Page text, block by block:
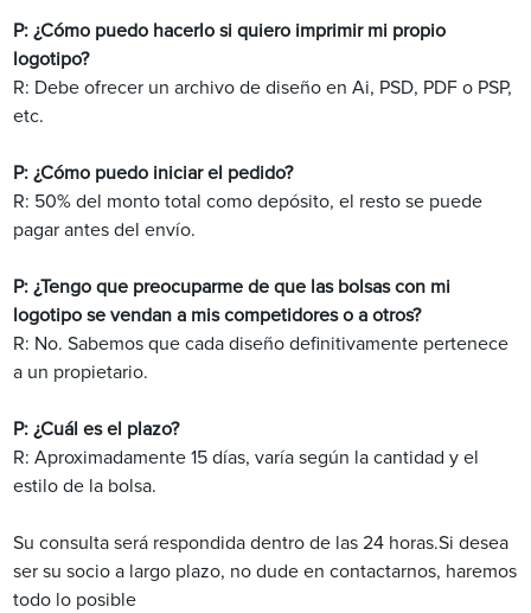
P: ¿Cómo puedo hacerlo si quiero imprimir mi propio
logotipo?
R: Debe ofrecer un archivo de diseño en Ai, PSD, PDF o PSP,
etc.
P: ¿Cómo puedo iniciar el pedido?
R: 50% del monto total como depósito, el resto se puede
pagar antes del envío.
P: ¿Tengo que preocuparme de que las bolsas con mi
logotipo se vendan a mis competidores o a otros?
R: No. Sabemos que cada diseño definitivamente pertenece
a un propietario.
P: ¿Cuál es el plazo?
R: Aproximadamente 15 días, varía según la cantidad y el
estilo de la bolsa.
Su consulta será respondida dentro de las 24 horas.Si desea
ser su socio a largo plazo, no dude en contactarnos, haremos
todo lo posible